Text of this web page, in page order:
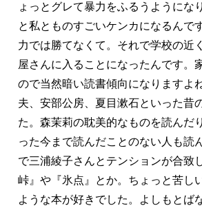
ょっとグレて暴力をふるうようにな
と私とものすごいケンカになるんで
力では勝てなくて。それで学校の近
屋さんに入ることになったんです。
ので当然暗い読書傾向になりますよ
夫、安部公房、夏目漱石といった昔
た。森茉莉の耽美的なものを読んだ
った今まで読んだことのない人も読
で三浦綾子さんとテンションが合致
峠』や『氷点』とか。ちょっと苦し
ような本が好きでした。よしもとば